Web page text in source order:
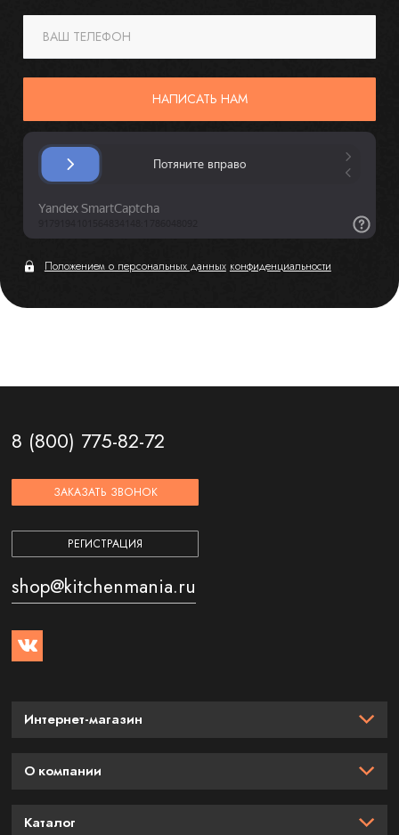
ВАШ ТЕЛЕФОН
НАПИСАТЬ НАМ
Положением о персональных данных конфиденциальности
8 (800) 775-82-72
ЗАКАЗАТЬ ЗВОНОК
РЕГИСТРАЦИЯ
shop@kitchenmania.ru
Интернет-магазин
О компании
Каталог